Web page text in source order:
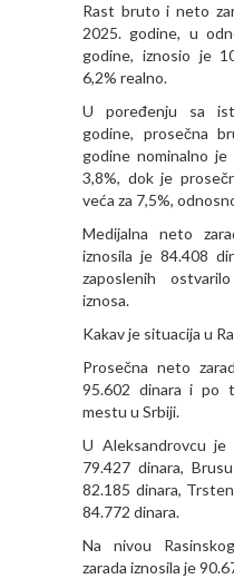
Rast bruto i neto
2025. godine, u
godine, iznosio je
6,2% realno.
U poređenju sa
godine, prosečna
godine nominalno je
3,8%, dok je
veća za 7,5%,
Medijalna neto
iznosila je 84.408
zaposlenih
iznosa.
Kakav je situacija u
Prosečna neto
95.602 dinara i po
mestu u Srbiji.
U Aleksandrovcu
79.427 dinara,
82.185 dinara,
84.772 dinara.
Na nivou
zarada iznosila je